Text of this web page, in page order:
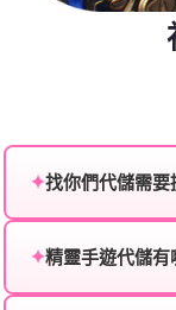
✦找你們代儲需要
服：
✦精靈手遊代儲有